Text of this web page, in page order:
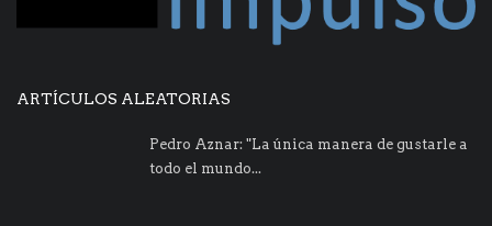
ARTÍCULOS ALEATORIAS
Pedro Aznar: "La única manera de gustarle a
todo el mundo...